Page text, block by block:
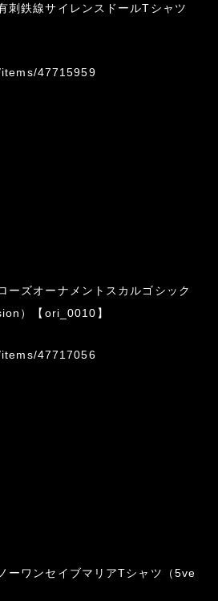
刺鉄線サイレンスドールTシャツ
47715959
ーズオーナメントスカルゴシック
）【ori_0010】
47717056
ーワンセイブマリアTシャツ（5ve